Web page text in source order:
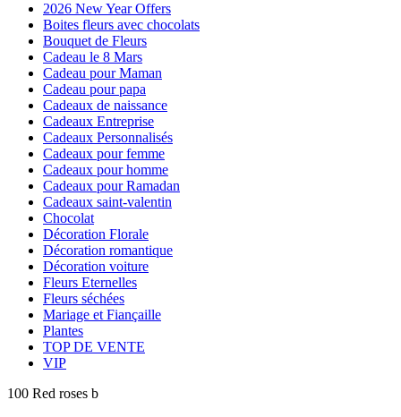
2026 New Year Offers
Boites fleurs avec chocolats
Bouquet de Fleurs
Cadeau le 8 Mars
Cadeau pour Maman
Cadeau pour papa
Cadeaux de naissance
Cadeaux Entreprise
Cadeaux Personnalisés
Cadeaux pour femme
Cadeaux pour homme
Cadeaux pour Ramadan
Cadeaux saint-valentin
Chocolat
Décoration Florale
Décoration romantique
Décoration voiture
Fleurs Eternelles
Fleurs séchées
Mariage et Fiançaille
Plantes
TOP DE VENTE
VIP
100 Red roses b